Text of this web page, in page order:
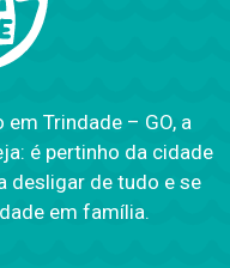
Trindade – GO, a
é pertinho da cidade
desligar de tudo e se
em família.